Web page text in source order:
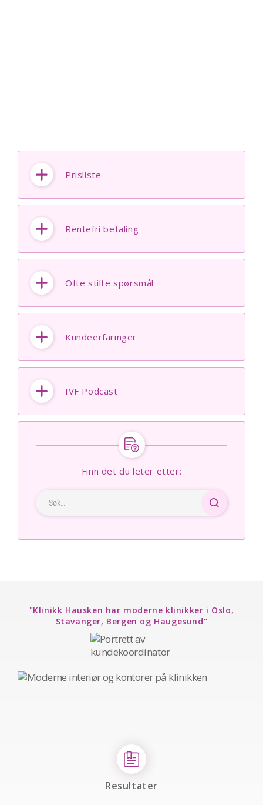
Prisliste
Rentefri betaling
Ofte stilte spørsmål
Kundeerfaringer
IVF Podcast
Finn det du leter etter:
"Klinikk Hausken har moderne klinikker i Oslo,
Stavanger, Bergen og Haugesund"
Resultater